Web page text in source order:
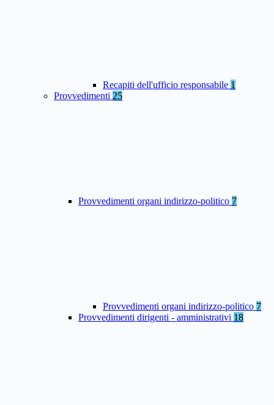
Recapiti dell'ufficio responsabile 1
Provvedimenti 25
Provvedimenti organi indirizzo-politico 7
Provvedimenti organi indirizzo-politico 7
Provvedimenti dirigenti - amministrativi 18